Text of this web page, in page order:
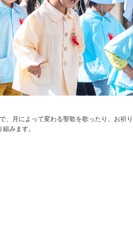
、月によって変わる聖歌を歌ったり、お祈
みます。